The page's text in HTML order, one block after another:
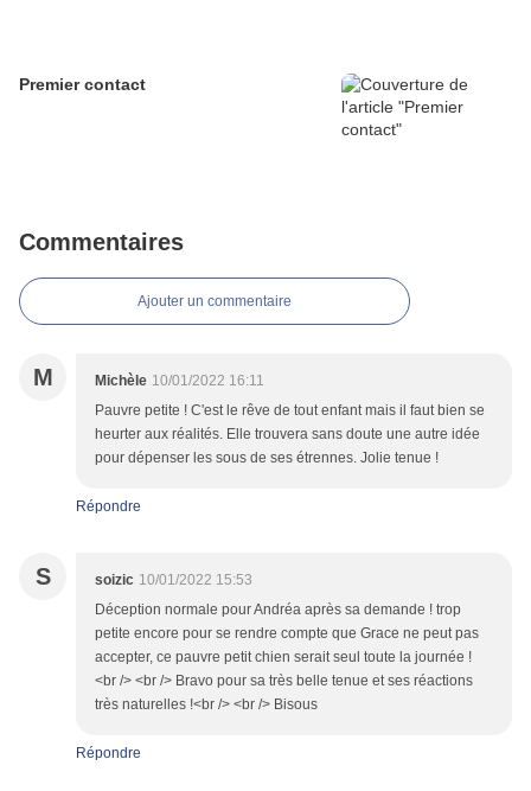
Premier contact
Commentaires
Ajouter un commentaire
M Michèle 10/01/2022 16:11
Pauvre petite ! C'est le rêve de tout enfant mais il faut bien se
heurter aux réalités. Elle trouvera sans doute une autre idée
pour dépenser les sous de ses étrennes. Jolie tenue !
Répondre
S soizic 10/01/2022 15:53
Déception normale pour Andréa après sa demande ! trop
petite encore pour se rendre compte que Grace ne peut pas
accepter, ce pauvre petit chien serait seul toute la journée !
<br /> <br /> Bravo pour sa très belle tenue et ses réactions
très naturelles !<br /> <br /> Bisous
Répondre